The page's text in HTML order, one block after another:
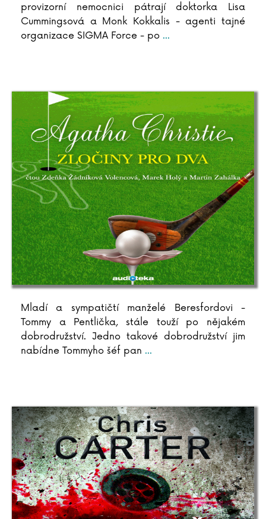
provizorní nemocnici pátrají doktorka Lisa
Cummingsová a Monk Kokkalis - agenti tajné
organizace SIGMA Force - po ...
Mladí a sympatičtí manželé Beresfordovi -
Tommy a Pentlička, stále touží po nějakém
dobrodružství. Jedno takové dobrodružství jim
nabídne Tommyho šéf pan ...